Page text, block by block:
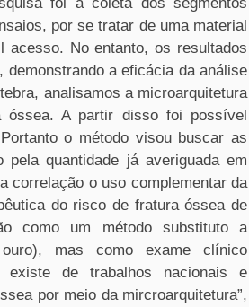
por se tratar de uma material
acesso. No entanto, os resultados
a eficácia da análise
analisamos a microarquitetura
óssea. A partir disso foi possível
o método visou buscar as
quantidade já averiguada em
correlação o uso complementar da
do risco de fratura óssea de
como um método substituto a
mas como exame clínico
existe de trabalhos nacionais e
por meio da mircroarquitetura”,